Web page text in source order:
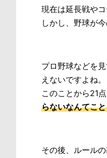
現在は延長戦や
しかし、野球が
プロ野球などを
えないですよね。
このことから21
らないなんてこ
その後、ルール